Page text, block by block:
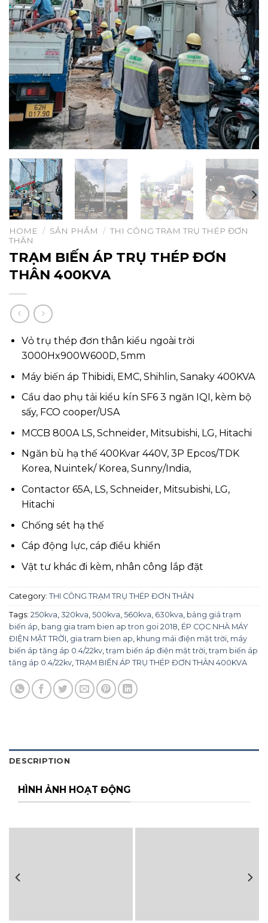
HOME / SẢN PHẨM / THI CÔNG TRẠM TRỤ THÉP ĐƠN
THÂN
TRẠM BIẾN ÁP TRỤ THÉP ĐƠN
THÂN 400KVA
Vỏ trụ thép đơn thân kiểu ngoài trời
3000Hx900W600D, 5mm
Máy biến áp Thibidi, EMC, Shihlin, Sanaky 400KVA
Cầu dao phụ tải kiểu kín SF6 3 ngăn IQI, kèm bộ
sấy, FCO cooper/USA
MCCB 800A LS, Schneider, Mitsubishi, LG, Hitachi
Ngăn bù hạ thế 400Kvar 440V, 3P Epcos/TDK
Korea, Nuintek/ Korea, Sunny/India,
Contactor 65A, LS, Schneider, Mitsubishi, LG,
Hitachi
Chống sét hạ thế
Cáp động lực, cáp điều khiển
Vật tư khác đi kèm, nhân công lắp đặt
Category: THI CÔNG TRẠM TRỤ THÉP ĐƠN THÂN
Tags: 250kva 320kva 500kva 560kva 630kva bảng giá trạm
biến áp bang gia tram bien ap tron goi 2018 ÉP CỌC NHÀ MÁY
ĐIỆN MẶT TRỜI gia tram bien ap khung mái điện mặt trời máy
biến áp tăng áp 0.4/22kv ,trạm biến áp điện mặt trời ,trạm biến áp
tăng áp 0.4/22kv TRẠM BIẾN ÁP TRỤ THÉP ĐƠN THÂN 400KVA
DESCRIPTION
HÌNH ẢNH HOẠT ĐỘNG